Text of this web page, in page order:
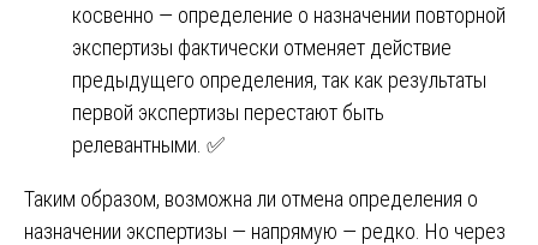
косвенно — определение о назначении повторной
экспертизы фактически отменяет действие
предыдущего определения, так как результаты
первой экспертизы перестают быть
релевантными. ✅
Таким образом, возможна ли отмена определения о
назначении экспертизы — напрямую — редко. Но через